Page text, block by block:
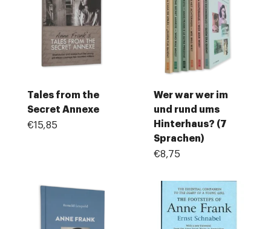
Tales from the
Secret Annexe
€15,85
Wer war wer im
und rund ums
Hinterhaus? (7
Sprachen)
€8,75